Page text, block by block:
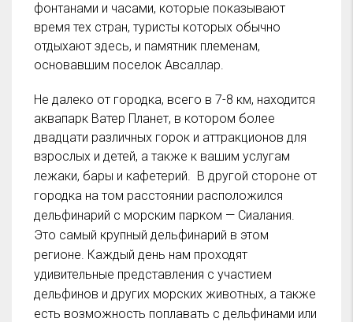
фонтанами и часами, которые показывают
время тех стран, туристы которых обычно
отдыхают здесь, и памятник племенам,
основавшим поселок Авсаллар.
Не далеко от городка, всего в 7-8 км, находится
аквапарк Ватер Планет, в котором более
двадцати различных горок и аттракционов для
взрослых и детей, а также к вашим услугам
лежаки, бары и кафетерий. В другой стороне от
городка на том расстоянии расположился
дельфинарий с морским парком — Сиалания.
Это самый крупный дельфинарий в этом
регионе. Каждый день нам проходят
удивительные представления с участием
дельфинов и других морских животных, а также
есть возможность поплавать с дельфинами или